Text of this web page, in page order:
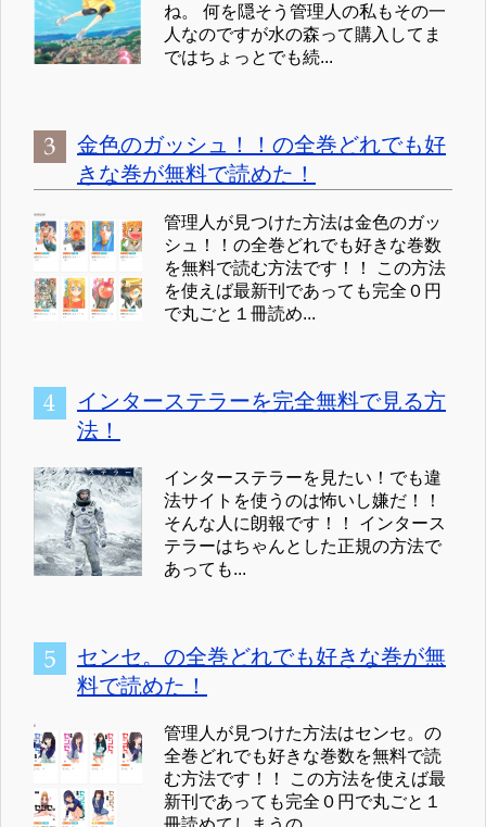
ね。 何を隠そう管理人の私もその一
人なのですが水の森って購入してま
ではちょっとでも続...
金色のガッシュ！！の全巻どれでも好
きな巻が無料で読めた！
管理人が見つけた方法は金色のガッ
シュ！！の全巻どれでも好きな巻数
を無料で読む方法です！！ この方法
を使えば最新刊であっても完全０円
で丸ごと１冊読め...
インターステラーを完全無料で見る方
法！
インターステラーを見たい！でも違
法サイトを使うのは怖いし嫌だ！！
そんな人に朗報です！！ インタース
テラーはちゃんとした正規の方法で
あっても...
センセ。の全巻どれでも好きな巻が無
料で読めた！
管理人が見つけた方法はセンセ。の
全巻どれでも好きな巻数を無料で読
む方法です！！ この方法を使えば最
新刊であっても完全０円で丸ごと１